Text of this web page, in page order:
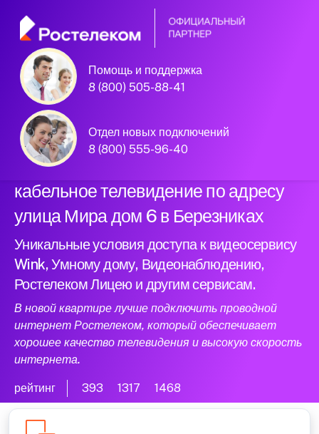
Помощь и поддержка
8 (800) 505-88-41
Отдел новых подключений
8 (800) 555-96-40
Официальный
партнер Ростелеком
Подключили новый интернет и
кабельное телевидение по адресу
улица Мира дом 6 в Березниках
Уникальные условия доступа к видеосервису
Wink, Умному дому, Видеонаблюдению,
Ростелеком Лицею и другим сервисам.
В новой квартире лучше подключить проводной
интернет Ростелеком, который обеспечивает
хорошее качество телевидения и высокую скорость
интернета.
рейтинг 393 1317 1468